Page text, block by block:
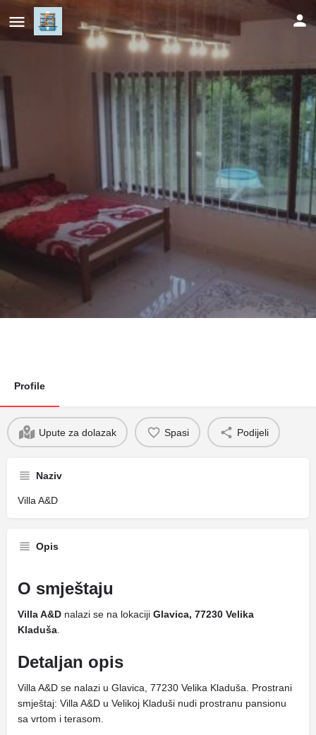
Villa A&D
Profile
Upute za dolazak Spasi Podijeli
Naziv
Villa A&D
Opis
O smještaju
Villa A&D nalazi se na lokaciji Glavica, 77230 Velika
Kladuša
Detaljan opis
Villa A&D se nalazi u Glavica, 77230 Velika Kladuša. Prostrani
smještaj: Villa A&D u Velikoj Kladuši nudi prostranu pansionu
sa vrtom i terasom.